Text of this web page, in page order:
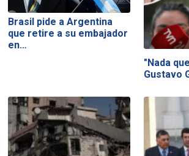
Brasil pide a Argentina
que retire a su embajador
en…
"Nada
Gustavo